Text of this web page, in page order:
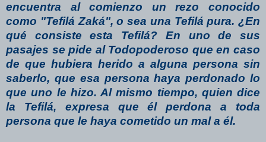
encuentra al comienzo un rezo conocido
como "Tefilá Zaká", o sea una Tefilá pura. ¿En
qué consiste esta Tefilá? En uno de sus
pasajes se pide al Todopoderoso que en caso
de que hubiera herido a alguna persona sin
saberlo, que esa persona haya perdonado lo
que uno le hizo. Al mismo tiempo, quien dice
la Tefilá, expresa que él perdona a toda
persona que le haya cometido un mal a él.